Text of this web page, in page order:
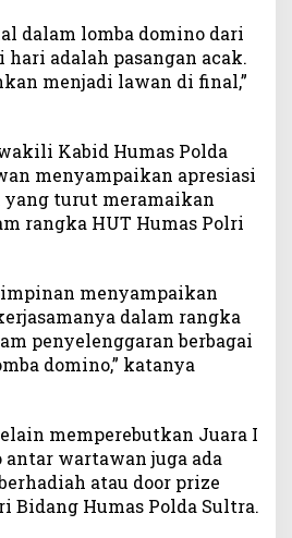
dalam lomba domino dari
adalah pasangan acak.
menjadi lawan di final,”
Kabid Humas Polda
menyampaikan apresiasi
yang turut meramaikan
rangka HUT Humas Polri
menyampaikan
dalam rangka
penyelenggaran berbagai
domino,” katanya
memperebutkan Juara I
antar wartawan juga ada
atau door prize
Bidang Humas Polda Sultra.